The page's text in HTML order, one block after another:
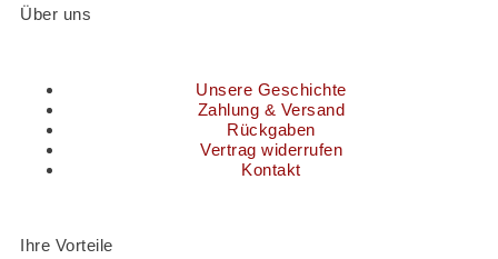
Über uns
Unsere Geschichte
Zahlung & Versand
Rückgaben
Vertrag widerrufen
Kontakt
Ihre Vorteile